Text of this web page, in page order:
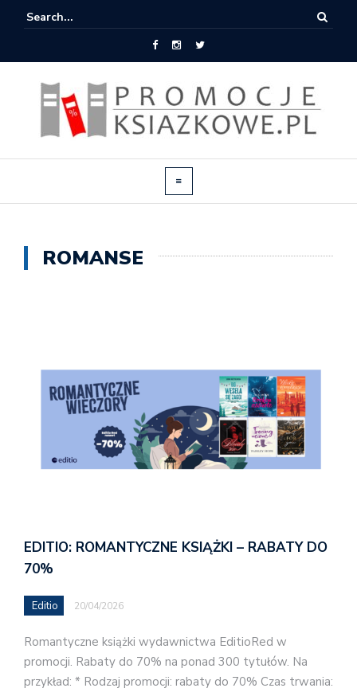
ROMANSE
EDITIO: ROMANTYCZNE KSIĄŻKI – RABATY DO
70%
Editio 20/04/2026
Romantyczne książki wydawnictwa EditioRed w
promocji. Rabaty do 70% na ponad 300 tytułów. Na
przykład: * Rodzaj promocji: rabaty do 70% Czas trwania: